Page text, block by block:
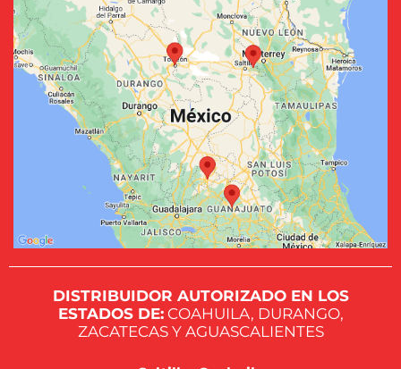
DISTRIBUIDOR AUTORIZADO EN LOS
ESTADOS DE:COAHUILA, DURANGO,
ZACATECAS Y AGUASCALIENTES